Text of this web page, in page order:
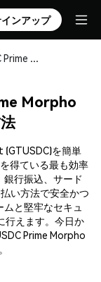
ンアップ
Gauntlet USDC Prime Morpho Vault (GTUSDC) を安全に購入・保管
Morpho
(GTUSDC)を簡単
得ている最も効率
行振込、サード
い方法で安全かつ
と堅牢なセキュ
行えます。今日か
Prime Morpho